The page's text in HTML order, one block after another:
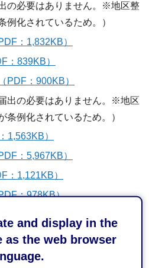
and display in the
as the web browser
の必要はありません。※地区整
例化されているため。）
：1,832KB）
：839KB）
PDF：900KB）
出の必要はありません。※地区
条例化されているため。）
1,563KB）
：5,967KB）
：1,121KB）
：978KB）
廃止しました。）
：1,256KB）